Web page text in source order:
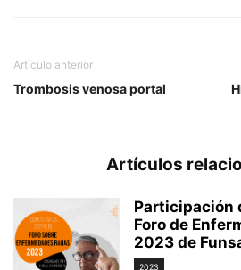
Artículo anterior
Trombosis venosa portal
Artículos
Participación
Foro de
2023 de
2023